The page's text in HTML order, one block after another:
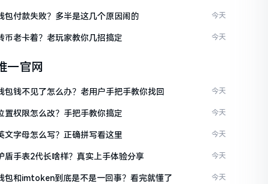
包付款失败？多半是这几个原因闹的 今天
币老卡着？老玩家教你几招搞定 今天
一官网
钱不见了怎么办？老用户手把手教你找回 今天
置权限怎么改？手把手教你搞定 今天
字母怎么写？正确拼写看这里 今天
盾手表2代长啥样？真实上手体验分享 今天
包和imtoken到底是不是一回事？看完就懂了 今天